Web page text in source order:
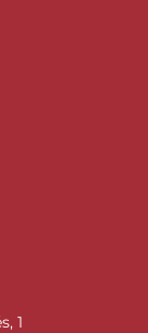
1